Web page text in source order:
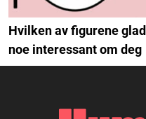
Hvilken av figurene
noe interessant om deg